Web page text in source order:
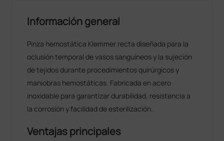
Información general
Pinza hemostática Klemmer recta diseñada para la
oclusión temporal de vasos sanguíneos y la sujeción
de tejidos durante procedimientos quirúrgicos y
maniobras hemostáticas. Fabricada en acero
inoxidable para garantizar durabilidad, resistencia a
la corrosión y facilidad de esterilización.
Ventajas principales